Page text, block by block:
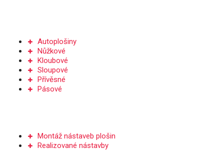
Autoplošiny
Nůžkové
Kloubové
Sloupové
Přívěsné
Pásové
Montáž nástaveb plošin
Realizované nástavby